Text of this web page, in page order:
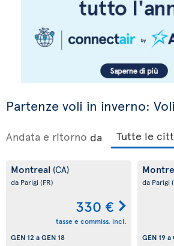
Partenze voli in inverno:
Andata e ritorno da
Montreal (CA)
da Parigi(FR)
330 €
tasse e commiss. incl.
GEN 12 aGEN 18
da Parigi
GEN 19a